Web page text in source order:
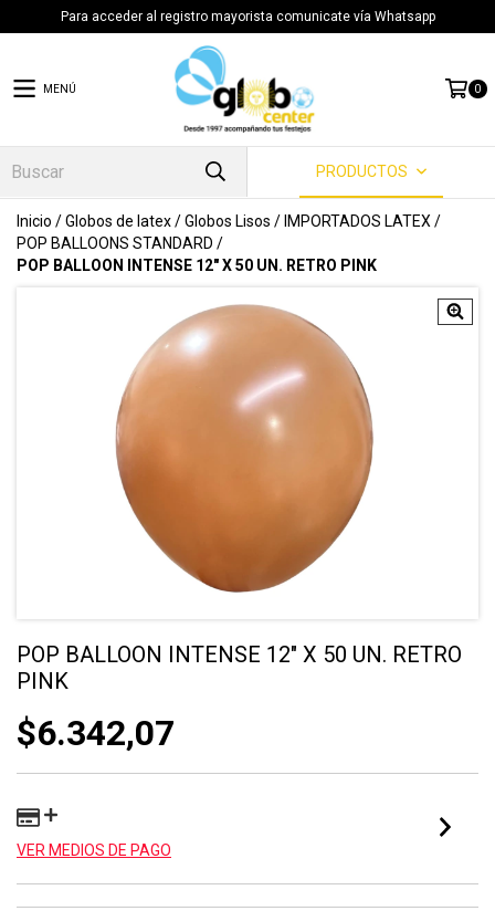
Para acceder al registro mayorista comunicate vía Whatsapp
MENÚ 0
PRODUCTOS
Inicio /Globos de latex/Globos Lisos / IMPORTADOS LATEX /
POP BALLOONS STANDARD /
POP BALLOON INTENSE 12" X 50 UN. RETRO PINK
POP BALLOON INTENSE 12" X 50 UN. RETRO
PINK
$6.342,07
VER MEDIOS DE PAGO